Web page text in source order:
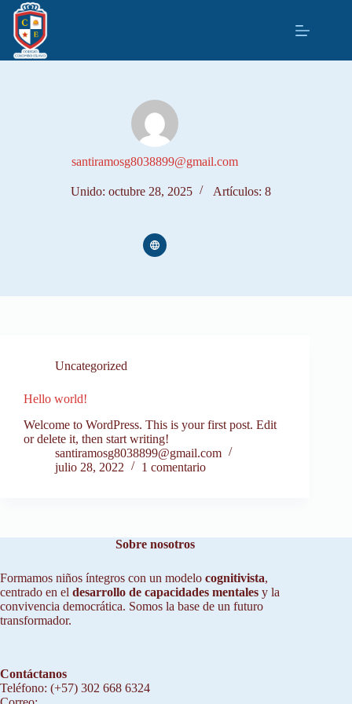
Saltar
contenido
santiramosg8038899@gmail.com
Unido: octubre 28, 2025 Artículos: 8
Uncategorized
Hello world!
Welcome to WordPress. This is your first post. Edit
or delete it, then start writing!
santiramosg8038899@gmail.com
julio 28, 2022
1 comentario
Sobre nosotros
Formamos niños íntegros con un modelo cognitivista,
centrado en el desarrollo de capacidades mentales y la
convivencia democrática. Somos la base de un futuro
transformador.
Contáctanos
Teléfono: (+57) 302 668 6324